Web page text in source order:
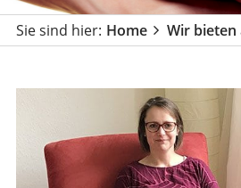
Sie sind hier: Home Wir bieten